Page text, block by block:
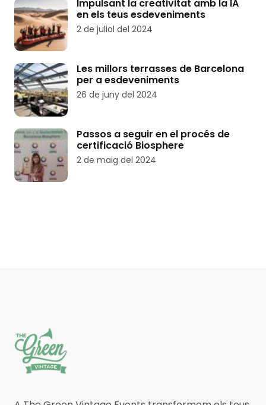
Impulsant la creativitat amb la IA
en els teus esdeveniments
2 de juliol del 2024
Les millors terrasses de Barcelona
per a esdeveniments
26 de juny del 2024
Passos a seguir en el procés de
certificació Biosphere
2 de maig del 2024